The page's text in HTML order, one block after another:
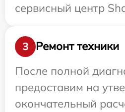
сервисный центр
3
Ремонт техники
После полной
предоставим на
окончательный